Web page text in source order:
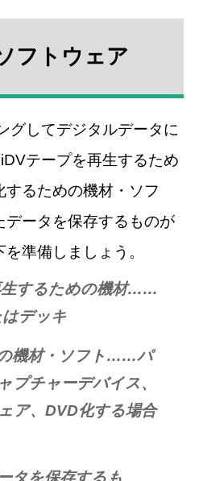
フトウェア
グしてデジタルデータに
テープを再生するため
るための機材・ソフ
データを保存するものが
準備しましょう。
するための機材……
デッキ
機材・ソフト……パ
プチャーデバイス、
ア、DVD化する場合
タを保存するも